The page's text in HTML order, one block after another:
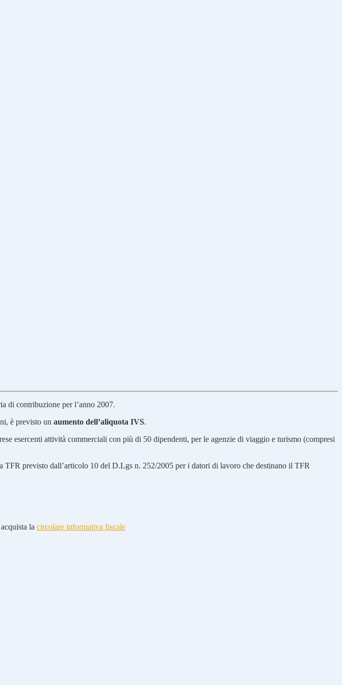
di contribuzione per l’anno 2007.
è previsto un aumento dell’aliquota IVS.
esercenti attività commerciali con più di 50 dipendenti, per le agenzie di viaggio e turismo (compresi
TFR previsto dall’articolo 10 del D.Lgs n. 252/2005 per i datori di lavoro che destinano il TFR
la circolare informativa fiscale